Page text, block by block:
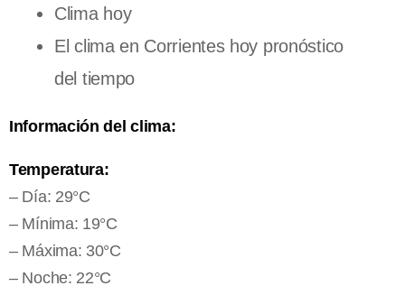
Clima hoy
El clima en Corrientes hoy pronóstico
del tiempo
Información del clima:
Temperatura:
– Día: 29°C
– Mínima: 19°C
– Máxima: 30°C
– Noche: 22°C